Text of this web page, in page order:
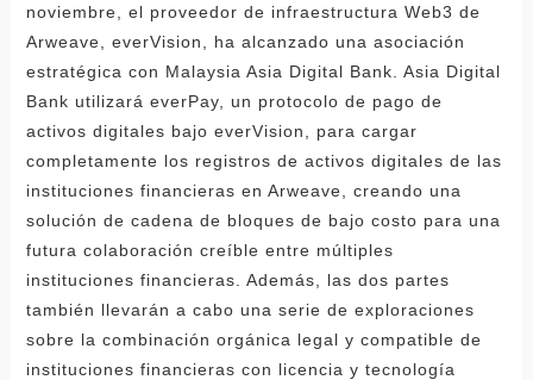
noviembre, el proveedor de infraestructura Web3 de
Arweave, everVision, ha alcanzado una asociación
estratégica con Malaysia Asia Digital Bank. Asia Digital
Bank utilizará everPay, un protocolo de pago de
activos digitales bajo everVision, para cargar
completamente los registros de activos digitales de las
instituciones financieras en Arweave, creando una
solución de cadena de bloques de bajo costo para una
futura colaboración creíble entre múltiples
instituciones financieras. Además, las dos partes
también llevarán a cabo una serie de exploraciones
sobre la combinación orgánica legal y compatible de
instituciones financieras con licencia y tecnología